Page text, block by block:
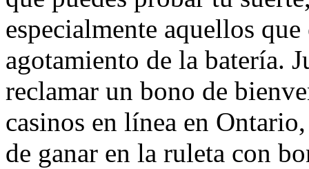
especialmente aquellos
agotamiento de la batería.
reclamar un bono de
casinos en línea en
de ganar en la ruleta con